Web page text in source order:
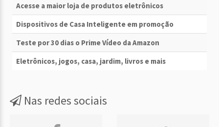
Acesse a maior loja de produtos eletrônicos
Dispositivos de Casa Inteligente em promoção
Teste por 30 dias o Prime Vídeo da Amazon
Eletrônicos, jogos, casa, jardim, livros e mais
Nas redes sociais